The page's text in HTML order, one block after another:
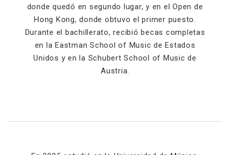
donde quedó en segundo lugar, y en el Open de
Hong Kong, donde obtuvo el primer puesto.
Durante el bachillerato, recibió becas completas
en la Eastman School of Music de Estados
Unidos y en la Schubert School of Music de
Austria.